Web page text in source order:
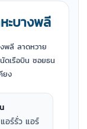
ะบางพลี
พลี ลาดหวาย
ดเรือบิน ซอยธน
ยง
อร์รั่ว แอร์